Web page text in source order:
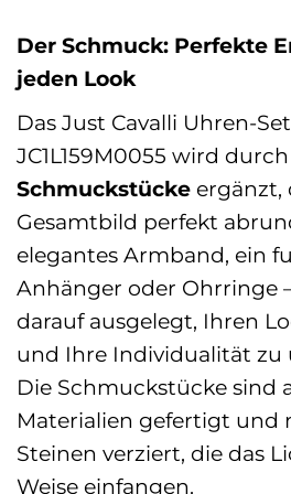
Der Schmuck: Perfekte
jeden Look
Das Just Cavalli Uhren-
JC1L159M0055 wird durch
Schmuckstücke ergänzt,
Gesamtbild perfekt
elegantes Armband, ein
Anhänger oder Ohrringe
darauf ausgelegt, Ihren
und Ihre Individualität zu
Die Schmuckstücke sind
Materialien gefertigt und
Steinen verziert, die das
Weise einfangen.